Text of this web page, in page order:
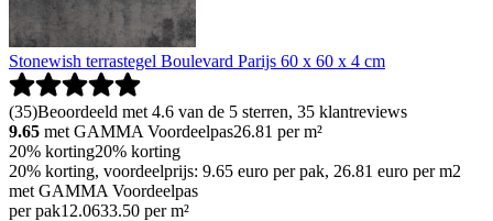
Stonewish terrastegel Boulevard Parijs 60 x 60 x 4 cm
(35)Beoordeeld met 4.6 van de 5 sterren, 35 klantreviews
9.65 met GAMMA Voordeelpas26.81 per m²
20% korting20% korting
20% korting, voordeelprijs: 9.65 euro per pak, 26.81 euro per m2
met GAMMA Voordeelpas
per pak12.0633.50 per m²